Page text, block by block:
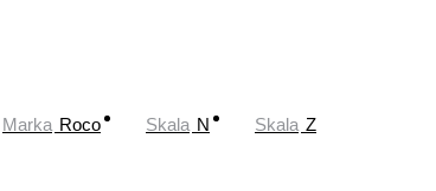
Marka Roco Skala N Skala Z